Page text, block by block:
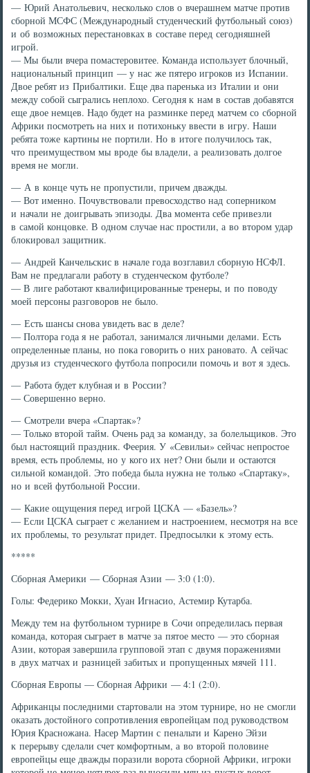
— Юрий Анатольевич, несколько слов о вчерашнем матче против
сборной МСФС (Международный студенческий футбольный союз)
и об возможных перестановках в составе перед сегодняшней
игрой.
— Мы были вчера помастеровитее. Команда использует блочный,
национальный принцип — у нас же пятеро игроков из Испании.
Двое ребят из Прибалтики. Еще два паренька из Италии и они
между собой сыгрались неплохо. Сегодня к нам в состав добавятся
еще двое немцев. Надо будет на разминке перед матчем со сборной
Африки посмотреть на них и потихоньку ввести в игру. Наши
ребята тоже картины не портили. Но в итоге получилось так,
что преимуществом мы вроде бы владели, а реализовать долгое
время не могли.
— А в конце чуть не пропустили, причем дважды.
— Вот именно. Почувствовали превосходство над соперником
и начали не доигрывать эпизоды. Два момента себе привезли
в самой концовке. В одном случае нас простили, а во втором удар
блокировал защитник.
— Андрей Канчельскис в начале года возглавил сборную НСФЛ.
Вам не предлагали работу в студенческом футболе?
— В лиге работают квалифицированные тренеры, и по поводу
моей персоны разговоров не было.
— Есть шансы снова увидеть вас в деле?
— Полтора года я не работал, занимался личными делами. Есть
определенные планы, но пока говорить о них рановато. А сейчас
друзья из студенческого футбола попросили помочь и вот я здесь.
— Работа будет клубная и в России?
— Совершенно верно.
— Смотрели вчера «Спартак»?
— Только второй тайм. Очень рад за команду, за болельщиков. Это
был настоящий праздник. Феерия. У «Севильи» сейчас непростое
время, есть проблемы, но у кого их нет? Они были и остаются
сильной командой. Это победа была нужна не только «Спартаку»,
но и всей футбольной России.
— Какие ощущения перед игрой ЦСКА — «Базель»?
— Если ЦСКА сыграет с желанием и настроением, несмотря на все
их проблемы, то результат придет. Предпосылки к этому есть.
*****
Сборная Америки — Сборная Азии — 3:0 (1:0).
Голы: Федерико Мокки, Хуан Игнасио, Астемир Кутарба.
Между тем на футбольном турнире в Сочи определилась первая
команда, которая сыграет в матче за пятое место — это сборная
Азии, которая завершила групповой этап с двумя поражениями
в двух матчах и разницей забитых и пропущенных мячей 111.
Сборная Европы — Сборная Африки — 4:1 (2:0).
Африканцы последними стартовали на этом турнире, но не смогли
оказать достойного сопротивления европейцам под руководством
Юрия Красножана. Насер Мартин с пенальти и Карено Эйзи
к перерыву сделали счет комфортным, а во второй половине
европейцы еще дважды поразили ворота сборной Африки, игроки